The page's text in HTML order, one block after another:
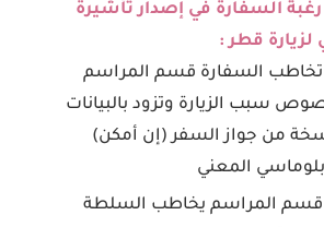
السفارة في إصدار تأشيرة
لزيارة قطر :
تخاطب السفارة قسم المراسم
سبب الزيارة وتزود بالبيانات
من جواز السفر (إن أمكن)
المعني
قسم المراسم يخاطب السلطة